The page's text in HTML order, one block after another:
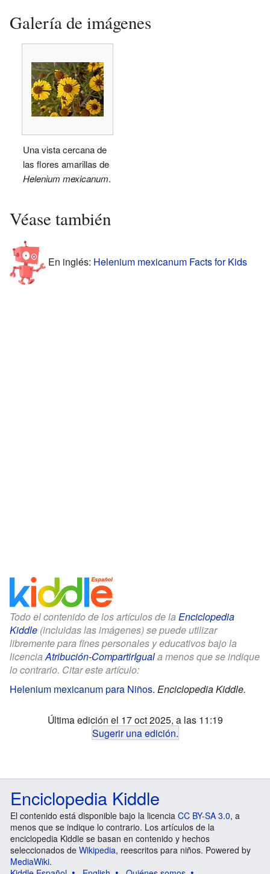
Galería de imágenes
Una vista cercana de
las flores amarillas de
Helenium mexicanum.
Véase también
En inglés: Helenium mexicanum Facts for Kids
Todo el contenido de los artículos de la Enciclopedia
Kiddle (incluidas las imágenes) se puede utilizar
libremente para fines personales y educativos bajo la
licenciaAtribución-CompartirIguala menos que se indique
lo contrario. Citar este artículo:
Helenium mexicanum para Niños. Enciclopedia Kiddle.
Última edición el 17 oct 2025, a las 11:19
Sugerir una edición.
Enciclopedia Kiddle
El contenido está disponible bajo la licencia CC BY-SA 3.0, a
menos que se indique lo contrario. Los artículos de la
enciclopedia Kiddle se basan en contenido y hechos
seleccionados de Wikipedia, reescritos para niños. Powered by
MediaWiki.